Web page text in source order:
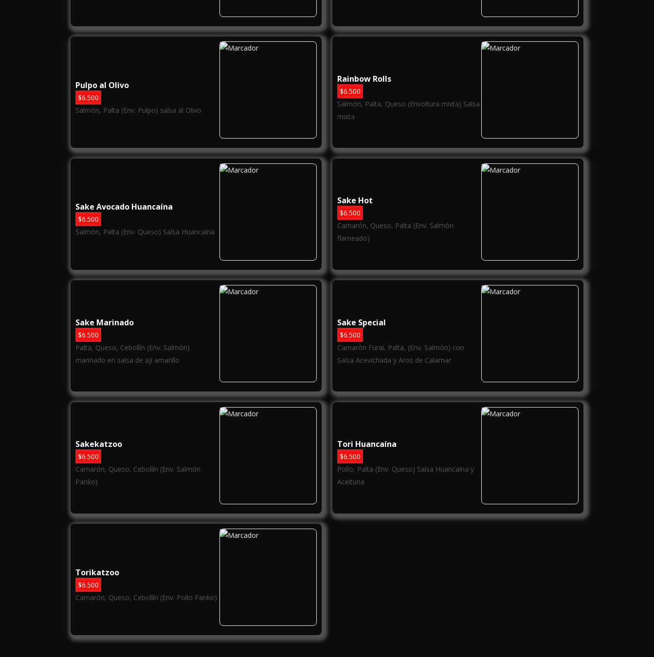
Pulpo al Olivo
$6.500
Salmón, Palta (Env. Pulpo) salsa al Olivo
Rainbow Rolls
$6.500
Salmón, Palta, Queso (Envoltura mixta) Salsa
mixta
Sake Avocado Huancaína
$6.500
Salmón, Palta (Env. Queso) Salsa Huancaína
Sake Hot
$6.500
Camarón, Queso, Palta (Env. Salmón
flameado)
Sake Marinado
$6.500
Palta, Queso, Cebollín (Env. Salmón)
marinado en salsa de ají amarillo
Sake Special
$6.500
Camarón Furai, Palta, (Env. Salmón) con
Salsa Acevichada y Aros de Calamar
Sakekatzoo
$6.500
Camarón, Queso, Cebollín (Env. Salmón
Panko)
Tori Huancaína
$6.500
Pollo, Palta (Env. Queso) Salsa Huancaína y
Aceituna
Torikatzoo
$6.500
Camarón, Queso, Cebollín (Env. Pollo Panko)